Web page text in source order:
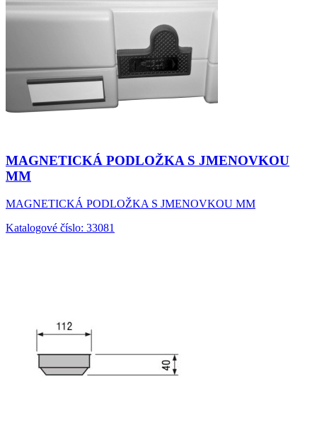
MAGNETICKÁ PODLOŽKA S JMENOVKOU
MM
MAGNETICKÁ PODLOŽKA S JMENOVKOU MM
Katalogové číslo: 33081